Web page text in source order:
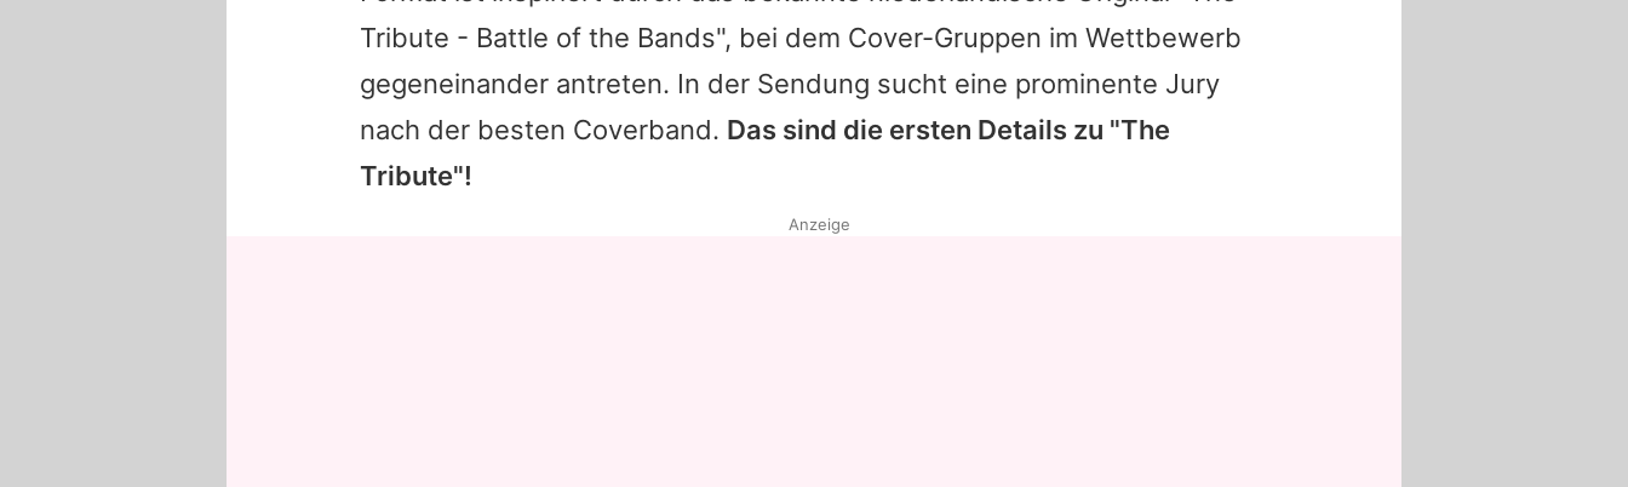
Tribute - Battle of the Bands", bei dem Cover-Gruppen im Wettbewerb
gegeneinander antreten. In der Sendung sucht eine prominente Jury
nach der besten Coverband. Das sind die ersten Details zu "The
Tribute"!
Anzeige